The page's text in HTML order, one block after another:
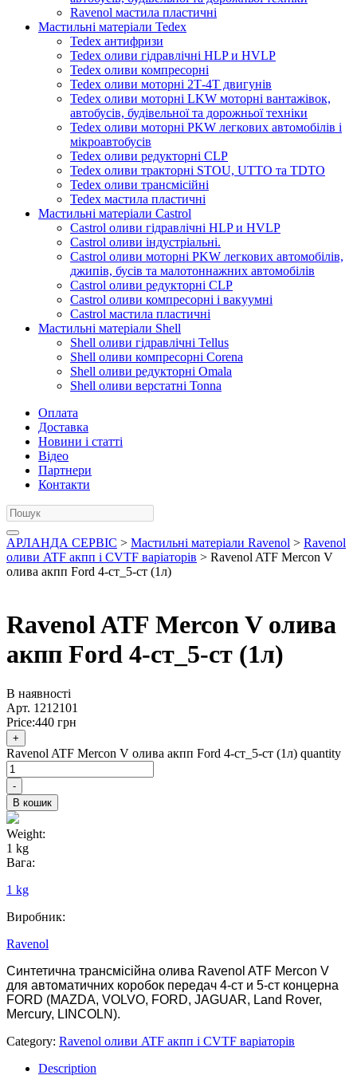
Ravenol мастила пластичні
Мастильні матеріали Tedex
Tedex антифризи
Tedex оливи гідравлічні HLP и HVLP
Tedex оливи компресорні
Tedex оливи моторні 2Т-4Т двигунів
Tedex оливи моторні LKW моторні вантажівок,
автобусів, будівельної та дорожньої техніки
Tedex оливи моторні PKW легкових автомобілів і
мікроавтобусів
Tedex оливи редукторні CLP
Tedex оливи тракторні STOU, UTTO та TDTO
Tedex оливи трансмісійні
Tedex мастила пластичні
Мастильні матеріали Castrol
Castrol оливи гідравлічні HLP и HVLP
Castrol оливи індустріальні.
Castrol оливи моторні PKW легкових автомобілів,
джипів, бусів та малотоннажних автомобілів
Castrol оливи редукторні CLP
Castrol оливи компресорні і вакуумні
Castrol мастила пластичні
Мастильні матеріали Shell
Shell оливи гідравлічні Tellus
Shell оливи компресорні Corena
Shell оливи редукторні Omala
Shell оливи верстатні Tonna
Оплата
Доставка
Новини і статті
Відео
Партнери
Контакти
АРЛАНДА СЕРВІС > Мастильні матеріали Ravenol > Ravenol
оливи ATF акпп і CVTF варіаторів > Ravenol ATF Mercon V
олива акпп Ford 4-ст_5-ст (1л)
Ravenol ATF Mercon V олива
акпп Ford 4-ст_5-ст (1л)
В наявності
Арт. 1212101
Price:440 грн
+
Ravenol ATF Mercon V олива акпп Ford 4-ст_5-ст (1л) quantity
-
В кошик
Weight:
1 kg
Вага:
1 kg
Виробник:
Ravenol
Синтетична трансмісійна олива Ravenol ATF Mercon V
для автоматичних коробок передач 4-ст и 5-ст концерна
FORD (MAZDA, VOLVO, FORD, JAGUAR, Land Rover,
Mercury, LINCOLN).
Category: Ravenol оливи ATF акпп і CVTF варіаторів
Description